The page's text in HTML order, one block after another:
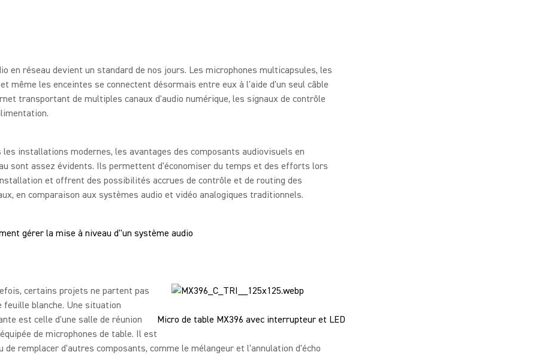
en réseau devient un standard de nos jours. Les microphones multicapsules, les
et même les enceintes se connectent désormais entre eux à l'aide d'un seul câble
transportant de multiples canaux d'audio numérique, les signaux de contrôle
les installations modernes, les avantages des composants audiovisuels en
sont assez évidents. Ils permettent d'économiser du temps et des efforts lors
et offrent des possibilités accrues de contrôle et de routing des
en comparaison aux systèmes audio et vidéo analogiques traditionnels.
gérer la mise à niveau d''un système audio
Micro de table MX396 avec interrupteur et LED
certains projets ne partent pas
feuille blanche. Une situation
est celle d'une salle de réunion
de microphones de table. Il est
de remplacer d'autres composants, comme le mélangeur et l'annulation d'écho